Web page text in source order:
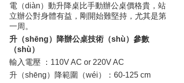
電（diàn）動升降桌比手動辦公桌價格貴，站
立辦公對身體有益，剛開始難堅持，尤其是第
一周。
升（shēng）降辦公桌技術（shù）參數
（shù）
輸入電壓 ：110V AC or 220V AC
升（shēng）降範圍（wéi）：60-125 cm